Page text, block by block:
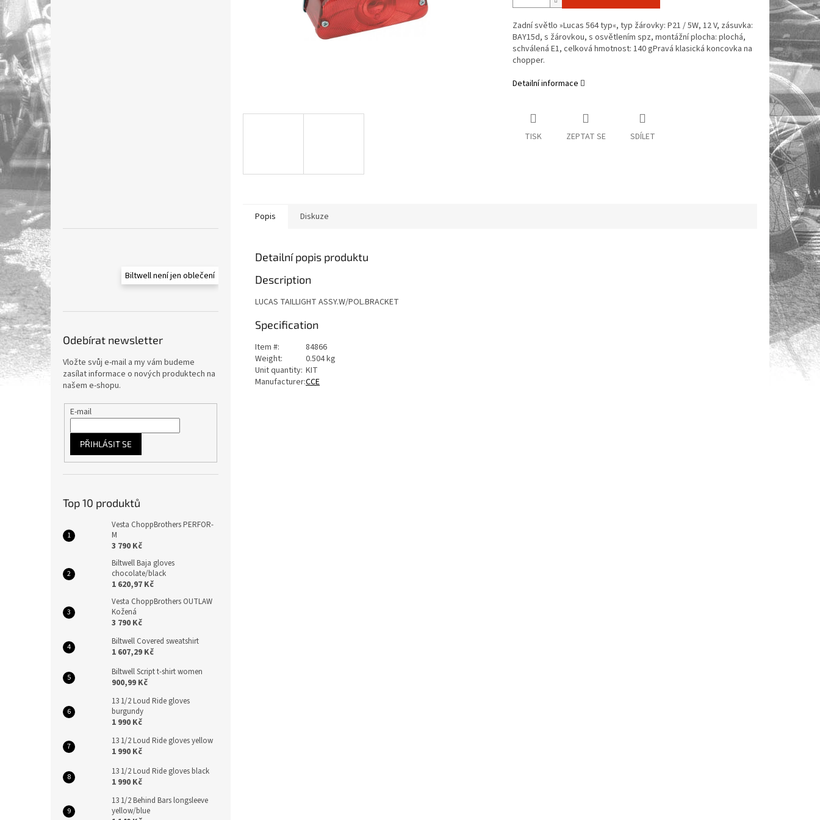
n
e
Biltwell není jen oblečení
Odebírat newsletter
Vložte svůj e-mail a my vám budeme
zasílat informace o nových produktech na
našem e-shopu.
E-mail
PŘIHLÁSIT SE
Top 10 produktů
Vesta ChoppBrothers PERFOR-
M
3 790 Kč
Biltwell Baja gloves
chocolate/black
1 620,97 Kč
Vesta ChoppBrothers OUTLAW
Kožená
3 790 Kč
Biltwell Covered sweatshirt
1 607,29 Kč
Biltwell Script t-shirt women
900,99 Kč
13 1/2 Loud Ride gloves
burgundy
1 990 Kč
13 1/2 Loud Ride gloves yellow
1 990 Kč
13 1/2 Loud Ride gloves black
1 990 Kč
13 1/2 Behind Bars longsleeve
yellow/blue
Zadní světlo »Lucas 564 typ«, typ žárovky: P21 / 5W, 12 V, zásuvka:
BAY15d, s žárovkou, s osvětlením spz, montážní plocha: plochá,
schválená E1, celková hmotnost: 140 gPravá klasická koncovka na
chopper.
Detailní informace
TISK ZEPTAT SE SDÍLET
Popis Diskuze
Detailní popis produktu
Description
LUCAS TAILLIGHT ASSY.W/POL.BRACKET
Specification
Item #:
84866
Weight:
0.504 kg
Unit quantity: KIT
Manufacturer:CCE